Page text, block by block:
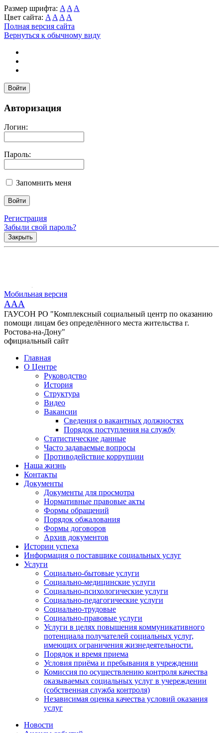
Размер шрифта: A A A
Цвет сайта: A A A A
Полная версия сайта
Вернуться к обычному виду
Войти
Авторизация
Логин:
Пароль:
Запомнить меня
Регистрация
Забыли свой пароль?
Закрыть
Мобильная версия
AAA
ГАУСОН РО "Комплексный социальный центр по оказанию
помощи лицам без определённого места жительства г.
Ростова-на-Дону"
официальный сайт
Главная
О Центре
Руководство
История
Структура
Видео
Вакансии
Сведения о вакантных должностях
Порядок поступления на службу
Статистические данные
Часто задаваемые вопросы
Противодействие коррупции
Наша жизнь
Контакты
Документы
Документы для просмотра
Нормативные правовые акты
Формы обращений
Порядок обжалования
Формы договоров
Архив документов
Истории успеха
Информация о поставщике социальных услуг
Услуги
Социально-бытовые услуги
Социально-медицинские услуги
Социально-психологические услуги
Социально-педагогические услуги
Социально-трудовые
Социально-правовые услуги
Услуги в целях повышения коммуникативного
потенциала получателей социальных услуг,
имеющих ограничения жизнедеятельности.
Порядок и время приема
Условия приёма и пребывания в учреждении
Комиссия по осуществлению контроля качества
оказываемых социальных услуг в учереждении
(собственная служба контроля)
Независимая оценка качества условий оказания
услуг
Новости